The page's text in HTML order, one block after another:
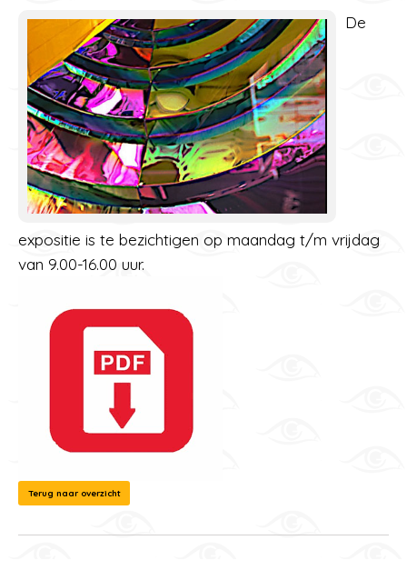
De
expositie is te bezichtigen op maandag t/m vrijdag
van 9.00-16.00 uur.
Terug naar overzicht